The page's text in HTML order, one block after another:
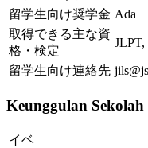
留学生向け奨学金 Ada
取得できる主な資
格・検定
JLPT,
留学生向け連絡先
Keunggulan Sekolah
イベ